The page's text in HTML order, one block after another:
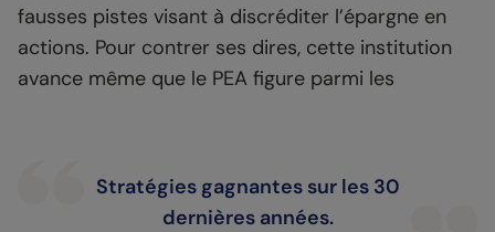
fausses pistes visant à discréditer l’épargne en
actions. Pour contrer ses dires, cette institution
avance même que le PEA figure parmi les
Stratégies gagnantes sur les 30
dernières années.